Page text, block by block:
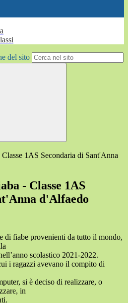
del sito
1AS Secondaria di Sant'Anna
- Classe 1AS
d'Alfaedo
di fiabe provenienti da tutto il mondo,
scolastico 2021-2022.
i ragazzi avevano il compito di
si è deciso di realizzare, o
in